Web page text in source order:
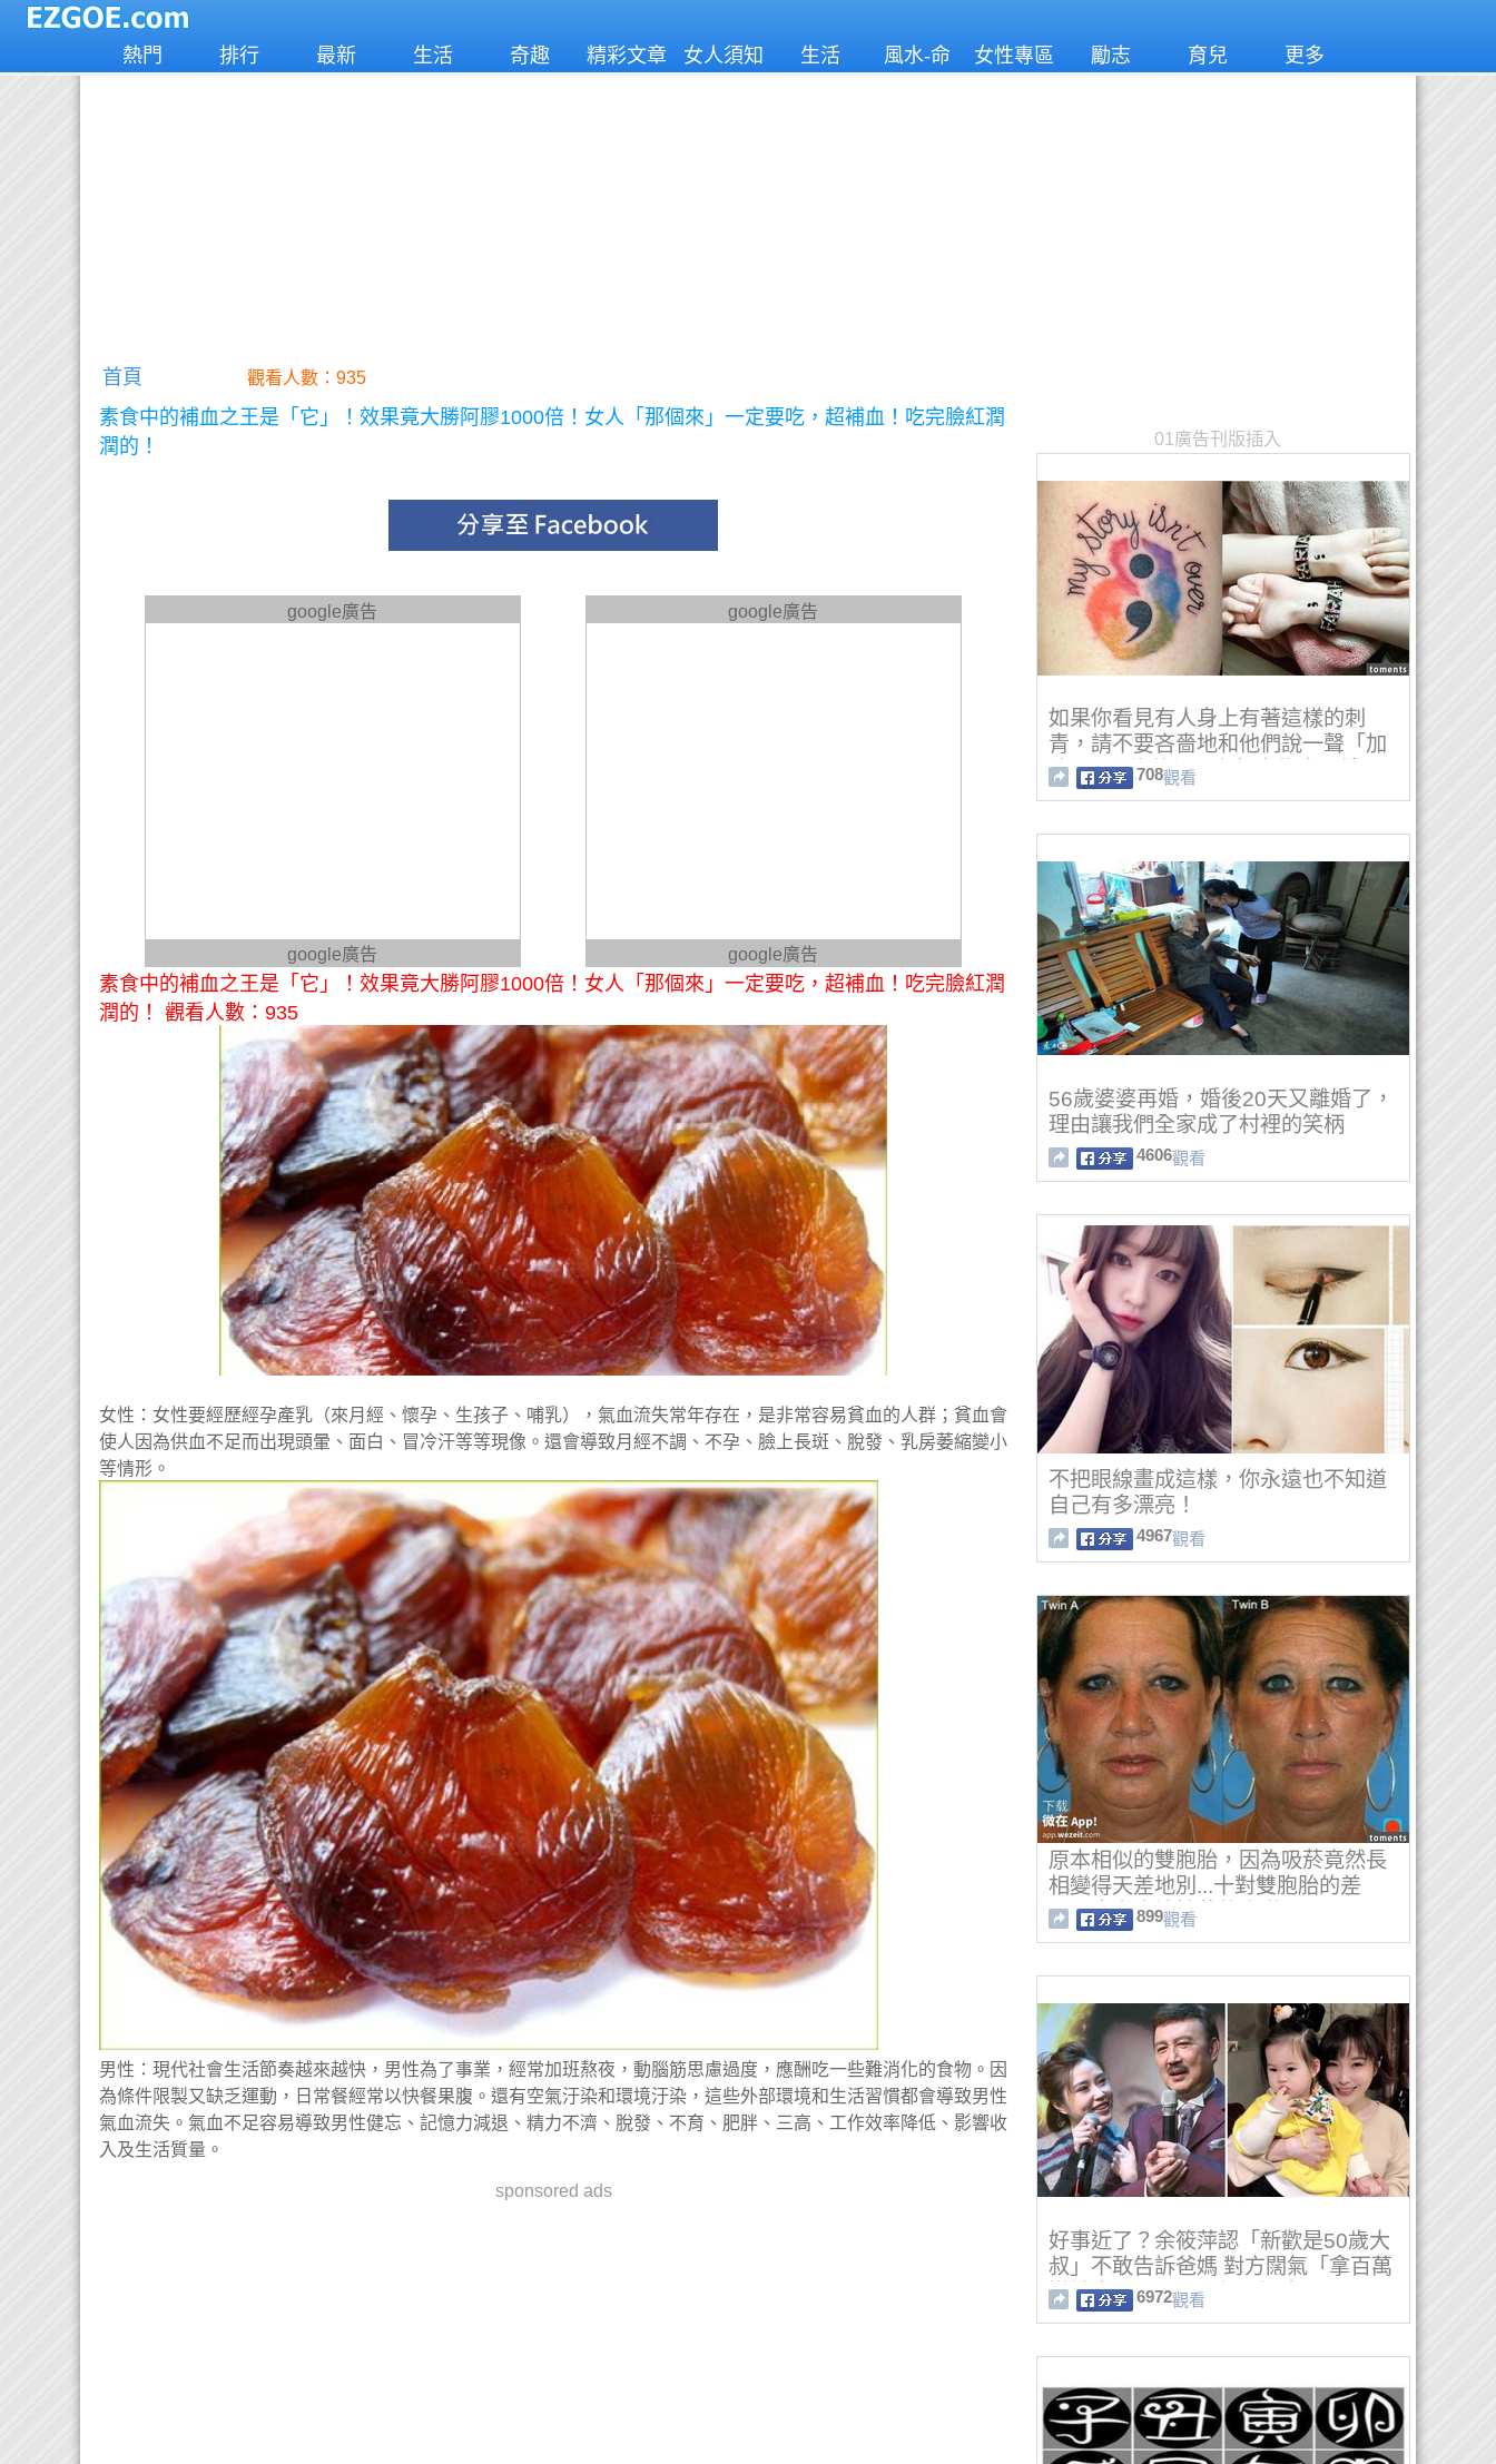
熱門 排行 最新 生活 奇趣 精彩文章 女人須知 生活
風水-命
女性專區 勵志 育兒 更多
首頁 觀看人數：935
素食中的補血之王是「它」！效果竟大勝阿膠1000倍！女人「那個來」一定要吃，超補血！吃完臉紅潤
潤的！
google廣告
google廣告
google廣告
google廣告
素食中的補血之王是「它」！效果竟大勝阿膠1000倍！女人「那個來」一定要吃，超補血！吃完臉紅潤
潤的！ 觀看人數：935
女性：女性要經歷經孕產乳（來月經、懷孕、生孩子、哺乳），氣血流失常年存在，是非常容易貧血的人群；貧血會
使人因為供血不足而出現頭暈、面白、冒冷汗等等現像。還會導致月經不調、不孕、臉上長斑、脫發、乳房萎縮變小
等情形。
男性：現代社會生活節奏越來越快，男性為了事業，經常加班熬夜，動腦筋思慮過度，應酬吃一些難消化的食物。因
為條件限製又缺乏運動，日常餐經常以快餐果腹。還有空氣汙染和環境汙染，這些外部環境和生活習慣都會導致男性
氣血流失。氣血不足容易導致男性健忘、記憶力減退、精力不濟、脫發、不育、肥胖、三高、工作效率降低、影響收
入及生活質量。
sponsored ads
01廣告刊版插入
如果你看見有人身上有著這樣的刺
青，請不要吝嗇地和他們說一聲「加
油」...因為他們正在努力為自己搏
鬥...
708觀看
56歲婆婆再婚，婚後20天又離婚了，
理由讓我們全家成了村裡的笑柄
4606觀看
不把眼線畫成這樣，你永遠也不知道
自己有多漂亮！
4967觀看
原本相似的雙胞胎，因為吸菸竟然長
相變得天差地別...十對雙胞胎的差
異，肯定會讓抽菸的人嚇死！
899觀看
好事近了？余筱萍認「新歡是50歲大
叔」不敢告訴爸媽 對方闊氣「拿百萬
送她出國玩」：已經見過家長
6972觀看